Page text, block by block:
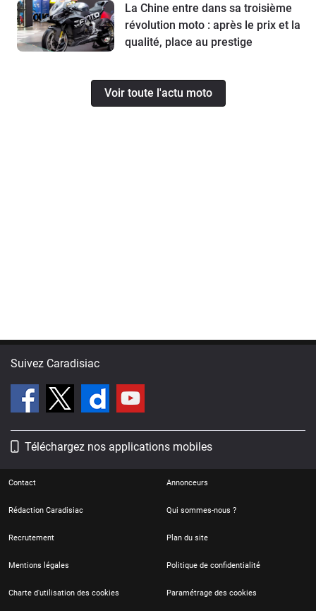
La Chine entre dans sa troisième
révolution moto : après le prix et la
qualité, place au prestige
Voir toute l'actu moto
Suivez Caradisiac
Téléchargez nos applications mobiles
Contact Annonceurs
Rédaction Caradisiac Qui sommes-nous ?
Recrutement Plan du site
Mentions légales Politique de confidentialité
Charte d'utilisation des cookies Paramétrage des cookies